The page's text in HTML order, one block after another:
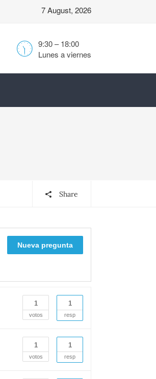
7 August, 2026
9:30 – 18:00
Lunes a viernes
Share
Nueva pregunta
1
votos
1
resp
1
votos
1
resp